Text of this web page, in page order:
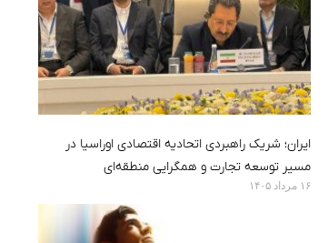
ایران؛ شریک راهبردی اتحادیه اقتصادی اوراسیا در
مسیر توسعه تجارت و همگرایی منطقه‌ای
۱۶ مرداد ۱۴۰۵